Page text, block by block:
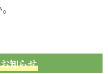
知らせ